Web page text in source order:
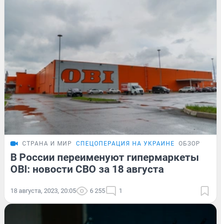
СТРАНА И МИР СПЕЦОПЕРАЦИЯ НА УКРАИНЕ ОБЗОР
В России переименуют гипермаркеты
OBI: новости СВО за 18 августа
18 августа, 2023, 20:05 6 255 1